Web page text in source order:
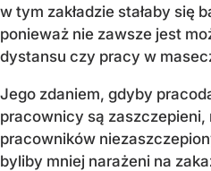
w tym zakładzie stałaby się
ponieważ nie zawsze jest
dystansu czy pracy w
Jego zdaniem, gdyby
pracownicy są zaszczepieni,
pracowników
byliby mniej narażeni na